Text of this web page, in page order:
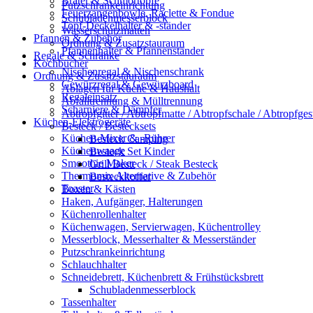
Putzschrankeinrichtung
Schubladenmesserblock
Wasserschutzmatten
Ordnung & Zusatzstauraum
Regale & Schränke
Nischenregal & Nischenschrank
Gewürzregal & Gewürzboard
Regaleinsatz
Scharniere & Dämpfer
Küchen-Elektrogeräte
Küchen-Mixer & -Rührer
Küchenwaage
Smoothie Maker
Thermomix Alternative & Zubehör
Toaster
Feuerzangenbowle, Raclette & Fondue
Topf-Deckelhalter & -ständer
Pfannen & Zubehör
Pfannenhalter & Pfannenständer
Kochbücher
Ordnung & Zusatzstauraum
Ablagen für Küche & Haushalt
Abfalltrennung & Mülltrennung
Abtropfgitter / Abtropfmatte / Abtropfschale /
Besteck / Bestecksets
Besteck Camping
Besteck Set Kinder
Grill Besteck / Steak Besteck
Besteckkoffer
Boxen & Kästen
Haken, Aufgänger, Halterungen
Küchenrollenhalter
Küchenwagen, Servierwagen, Küchentrolley
Messerblock, Messerhalter & Messerständer
Putzschrankeinrichtung
Schlauchhalter
Schneidebrett, Küchenbrett & Frühstücksbrett
Schubladenmesserblock
Tassenhalter